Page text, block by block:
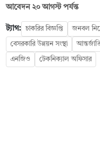
আবেদন ২০ আগস্ট পর্যন্ত
ট্যাগ: চাকরির বিজ্ঞপ্তি জনবল
বেসরকারি উন্নয়ন সংস্থা
এনজিও টেকনিক্যাল অফিসার